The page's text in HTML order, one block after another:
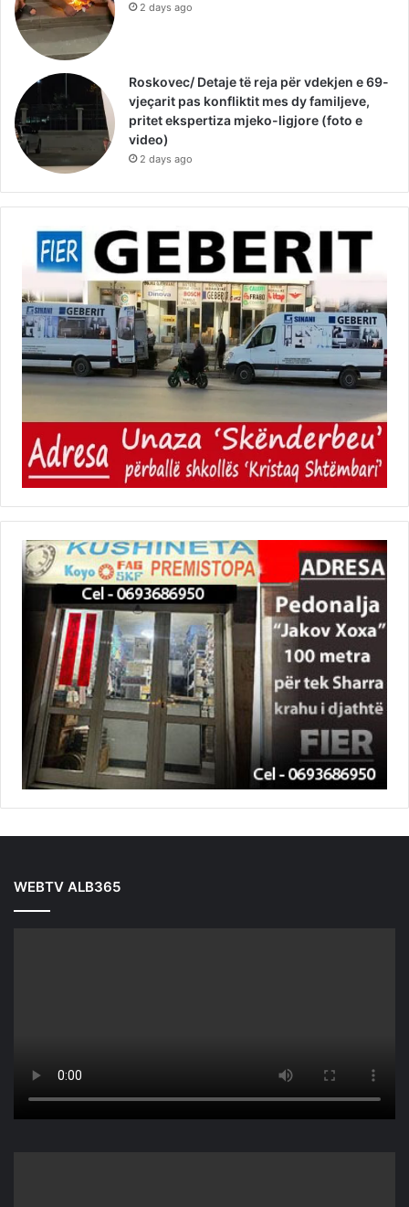
2 days ago
Roskovec/ Detaje të reja për vdekjen e 69-
vjeçarit pas konfliktit mes dy familjeve,
pritet ekspertiza mjeko-ligjore (foto e
video)
2 days ago
WEBTV ALB365